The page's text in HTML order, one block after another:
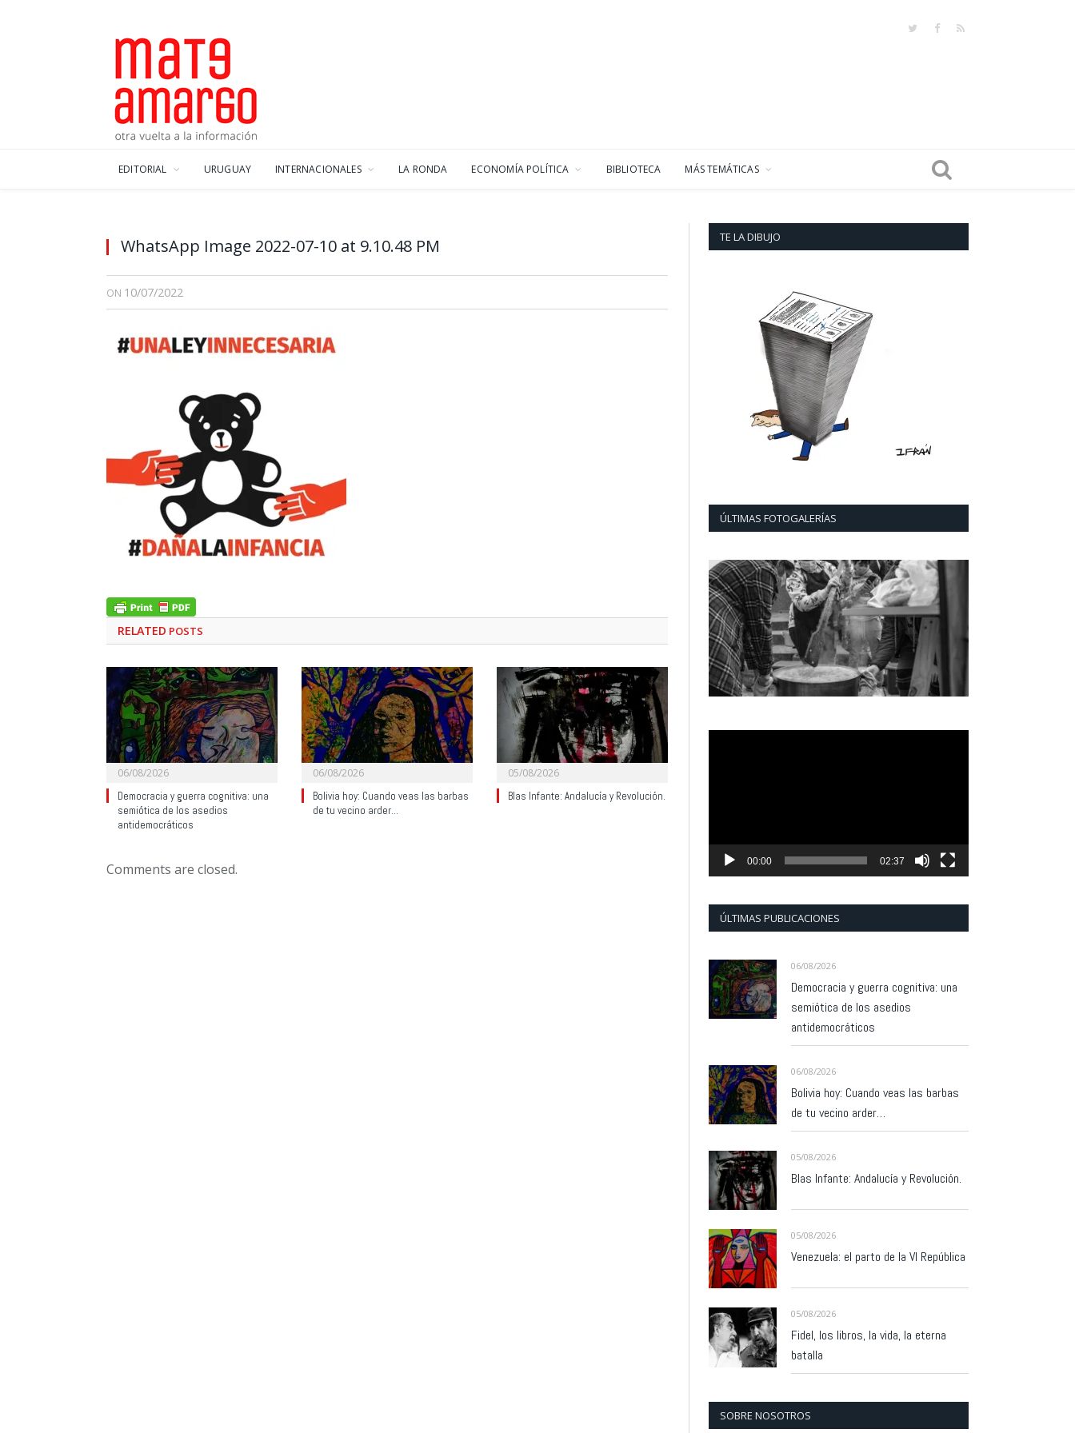
TwitterFacebook
RSS
EDITORIAL URUGUAY INTERNACIONALES LA RONDA ECONOMÍA POLÍTICA BIBLIOTECA MÁS TEMÁTICAS
WhatsApp Image 2022-07-10 at 9.10.48 PM
ON 10/07/2022
RELATED POSTS
06/08/2026
Democracia y guerra cognitiva: una
semiótica de los asedios
antidemocráticos
06/08/2026
Bolivia hoy: Cuando veas las barbas
de tu vecino arder…
05/08/2026
Blas Infante: Andalucía y Revolución.
Comments are closed.
TE LA DIBUJO
ÚLTIMAS FOTOGALERÍAS
00:00 02:37
ÚLTIMAS PUBLICACIONES
06/08/2026
Democracia y guerra cognitiva: una
semiótica de los asedios
antidemocráticos
06/08/2026
Bolivia hoy: Cuando veas las barbas
de tu vecino arder…
05/08/2026
Blas Infante: Andalucía y Revolución.
05/08/2026
Venezuela: el parto de la VI República
05/08/2026
Fidel, los libros, la vida, la eterna
batalla
SOBRE NOSOTROS